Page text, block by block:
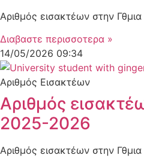
Αριθμός εισακτέων στην
Διαβαστε περισσοτερα »
14/05/2026 09:34
Αριθμός Εισακτέων
Αριθμός
2025-2026
Αριθμός εισακτέων στην